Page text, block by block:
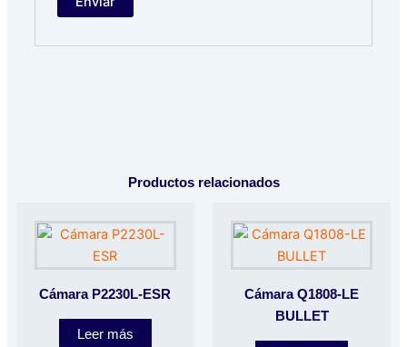
Productos relacionados
Cámara P2230L-ESR
Leer más
Cámara Q1808-LE
BULLET